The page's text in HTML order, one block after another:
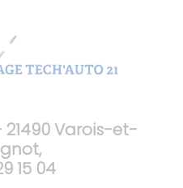
21490 Varois-et-
15 04